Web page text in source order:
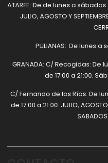
ATARFE: De de lunes a sábados
JULIO, AGOSTO Y
PULIANAS: De lunes a
GRANADA: C/ Recogidas: De
de 17:00 a 21:00.
C/ Fernando de los Ríos: De
de 17:00 a 21:00. JULIO, AGOSTO